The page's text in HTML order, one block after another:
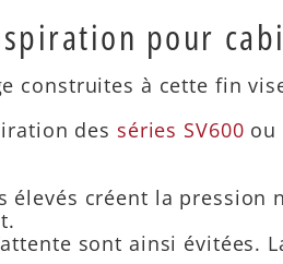
pour
construites à cette fin
des séries SV600 ou
élevés créent la
sont ainsi évitées.